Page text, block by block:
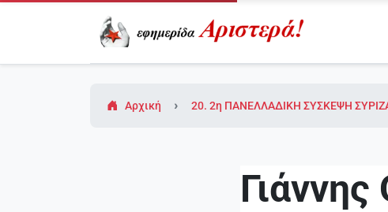
Αρχική 20. 2η ΠΑΝΕΛΛΑΔΙΚΗ ΣΥΣΚΕΨΗ